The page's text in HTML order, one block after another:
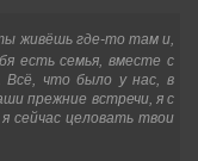
живёшь где-то там и,
есть семья, вместе с
Всё, что было у нас, в
прежние встречи, я с
сейчас целовать твои